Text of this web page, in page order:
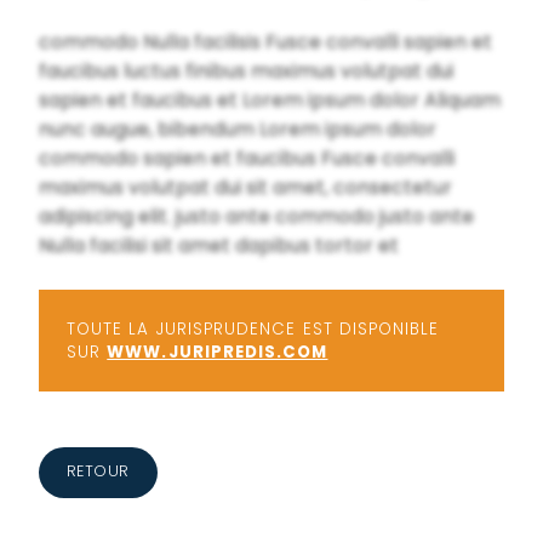
commodo Nulla facilisis Fusce convalli sapien et
faucibus luctus finibus maximus volutpat dui
sapien et faucibus et Lorem ipsum dolor Aliquam
nunc augue, bibendum Lorem ipsum dolor
commodo sapien et faucibus Fusce convalli
maximus volutpat dui sit amet, consectetur
adipiscing elit. justo ante commodo justo ante
Nulla facilisi sit amet dapibus tortor et
TOUTE LA JURISPRUDENCE EST DISPONIBLE
SURWWW.JURIPREDIS.COM
RETOUR